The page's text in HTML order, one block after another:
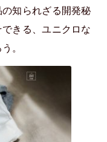
知られざる開発秘
きる、ユニクロな
。